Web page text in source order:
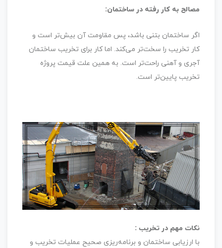
مصالح به کار رفته در ساختمان:
اگر ساختمان بتنی باشد، پس مقاومت آن بیش‌تر است و
کار تخریب را سخت‌تر می‌کند. اما کار برای تخریب ساختمان
آجری و آهنی راحت‌تر است. به همین علت قیمت پروژه
تخریب پایین‌تر است.
نکات مهم در تخریب :
با ارزیابی ساختمان و برنامه‌ریزی صحیح عملیات تخریب و